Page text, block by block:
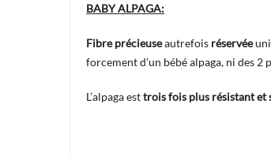
BABY ALPAGA:
Fibre précieuseautrefois réservée
forcement d’un bébé alpaga, ni des
L’alpaga esttrois fois plus résistant et